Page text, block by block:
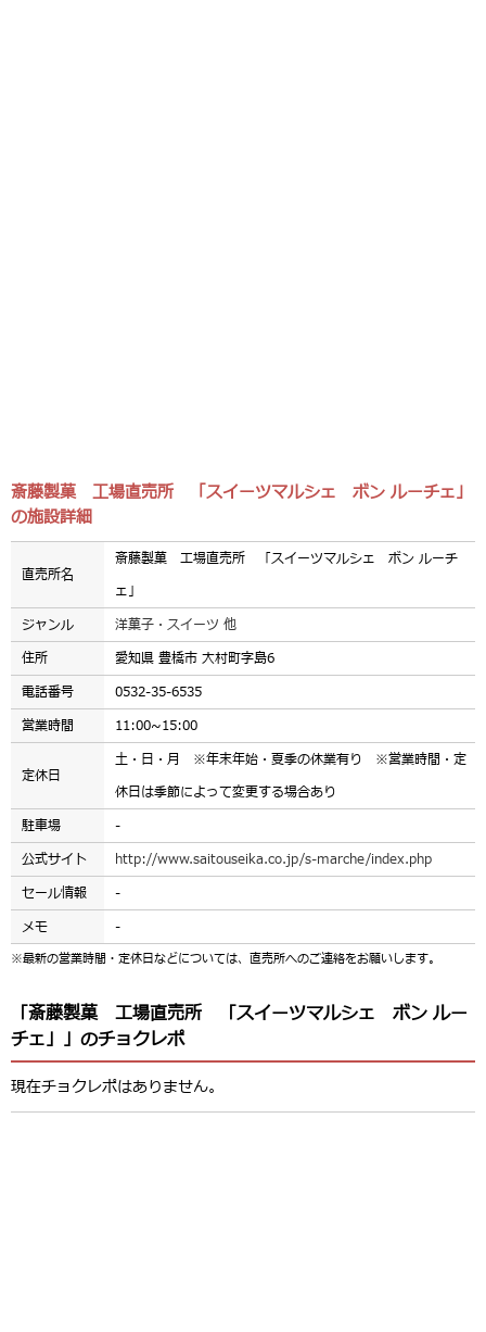
斎藤製菓 工場直売所 「スイーツマルシェ ボン ルーチェ」
の施設詳細
直売所名
斎藤製菓 工場直売所 「スイーツマルシェ ボン ルーチ
ェ」
ジャンル
洋菓子・スイーツ 他
住所
愛知県 豊橋市 大村町字島6
電話番号
0532-35-6535
営業時間
11:00~15:00
定休日
土・日・月 ※年末年始・夏季の休業有り ※営業時間・定
休日は季節によって変更する場合あり
駐車場
-
公式サイト
http://www.saitouseika.co.jp/s-marche/index.php
セール情報
-
メモ
-
※最新の営業時間・定休日などについては、直売所へのご連絡をお願いします。
「斎藤製菓 工場直売所 「スイーツマルシェ ボン ルー
チェ」」のチョクレポ
現在チョクレポはありません。